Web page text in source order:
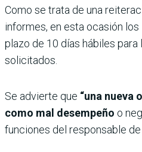
Como se trata de una
informes, en esta ocasión
plazo de 10 días hábiles
solicitados.
Se advierte que “una nueva
como mal desempeño o
funciones del responsable de